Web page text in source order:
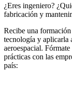
¿Eres ingeniero?
fabricación y
Recibe una
tecnología y aplicarla
aeroespacial.
prácticas con las
país: